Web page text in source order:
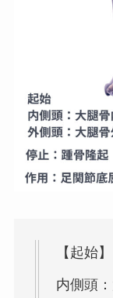
【起始】
内側頭